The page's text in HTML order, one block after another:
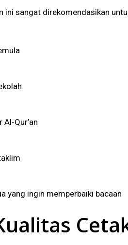
ini sangat direkomendasikan
Al-Qur’an
yang ingin memperbaiki bacaan